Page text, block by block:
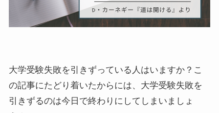
大学受験失敗を引きずっている人はいますか？こ
の記事にたどり着いたからには、大学受験失敗を
引きずるのは今日で終わりにしてしまいましょ